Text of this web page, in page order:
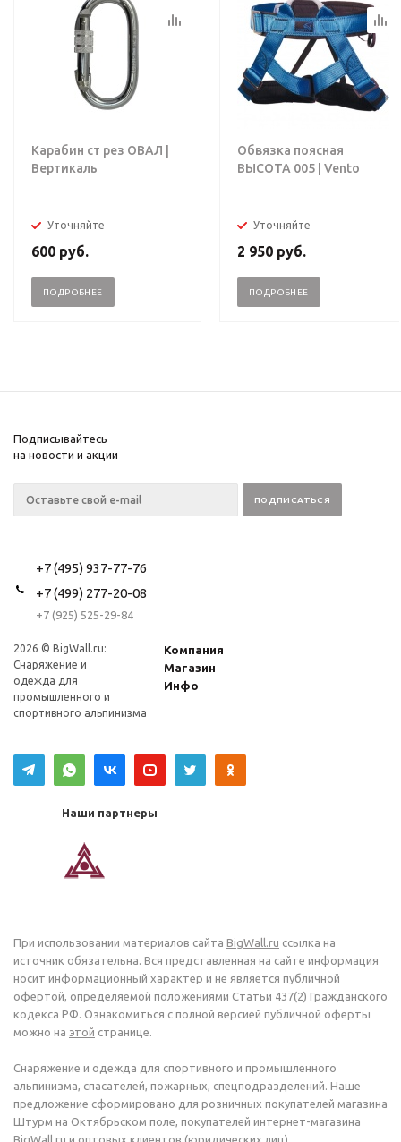
Карабин ст рез ОВАЛ |
Вертикаль
Уточняйте
600 руб.
ПОДРОБНЕЕ
Обвязка поясная
ВЫСОТА 005 | Vento
Уточняйте
2 950 руб.
ПОДРОБНЕЕ
Подписывайтесь
на новости и акции
+7 (495) 937-77-76
+7 (499) 277-20-08
+7 (925) 525-29-84
2026 © BigWall.ru:
Снаряжение и
одежда для
промышленного и
спортивного альпинизма
Компания
Магазин
Инфо
Наши партнеры
При использовании материалов сайта BigWall.ru ссылка на
источник обязательна. Вся представленная на сайте информация
носит информационный характер и не является публичной
офертой, определяемой положениями Статьи 437(2) Гражданского
кодекса РФ. Ознакомиться с полной версией публичной оферты
можно на этой странице.
Снаряжение и одежда для спортивного и промышленного
альпинизма, спасателей, пожарных, спецподразделений. Наше
предложение сформировано для розничных покупателей магазина
Штурм на Октябрьском поле, покупателей интернет-магазина
BigWall.ru и оптовых клиентов (юридических лиц).